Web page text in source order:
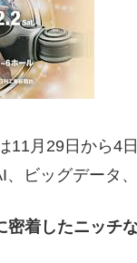
11月29日から4
、ビッグデータ
密着したニッチ